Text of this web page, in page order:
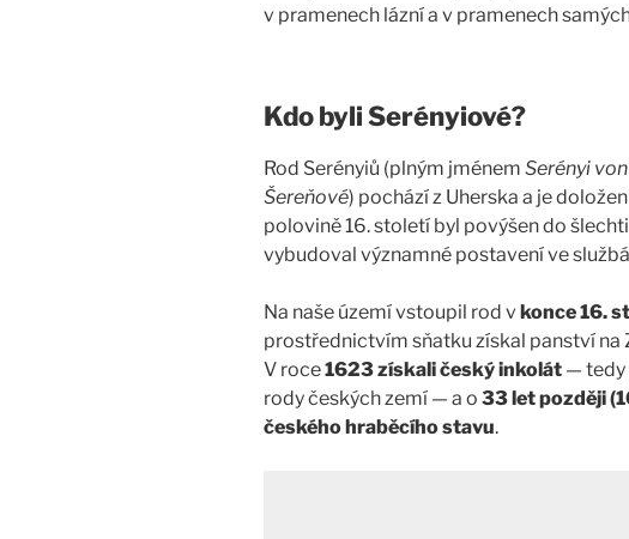
v pramenech lázní a v pramenech
Kdo byli Serényiové?
Rod Serényiů (plným jménem Serényi
Šereňové) pochází z Uherska a je
polovině 16. století byl povýšen do
vybudoval významné postavení ve
Na naše území vstoupil rod vkonce 16.
prostřednictvím sňatku získal panství na
V roce1623 získali český inkolát — tedy
rody českých zemí — a o 33 let později
českého hraběcího stavu.